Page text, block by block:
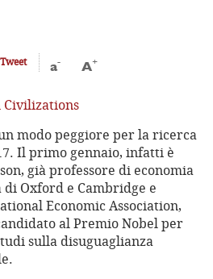
Tweet
a- A+
Civilizations
modo peggiore per la ricerca
Il primo gennaio, infatti è
già professore di economia
Oxford e Cambridge e
Economic Association,
al Premio Nobel per
sulla disuguaglianza